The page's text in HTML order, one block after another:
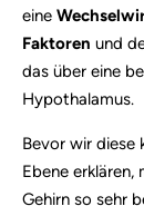
eine
Faktoren und
das über eine
Hypothalamus.
Bevor wir diese
Ebene
Gehirn so sehr